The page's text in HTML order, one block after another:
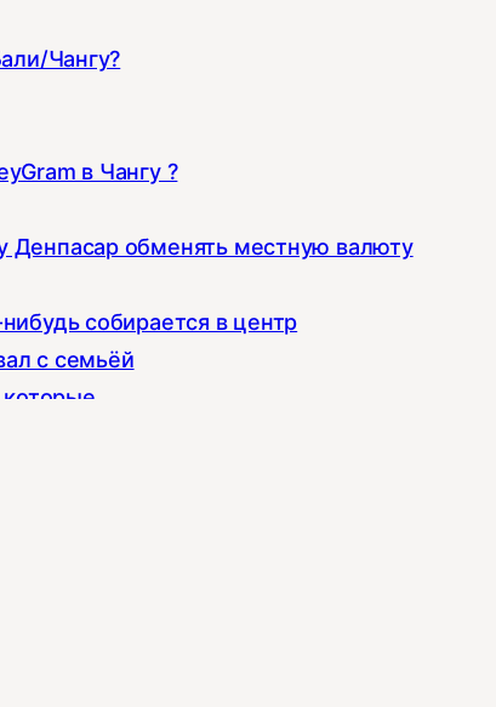
Чангу?
в Чангу ?
Денпасар обменять местную валюту
собирается в центр
с семьёй